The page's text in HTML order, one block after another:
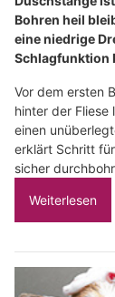
Bohren heil
eine niedrige
Schlagfunktion
Vor dem ersten
hinter der Fliese
einen
erklärt Schritt
sicher
Weiterlesen